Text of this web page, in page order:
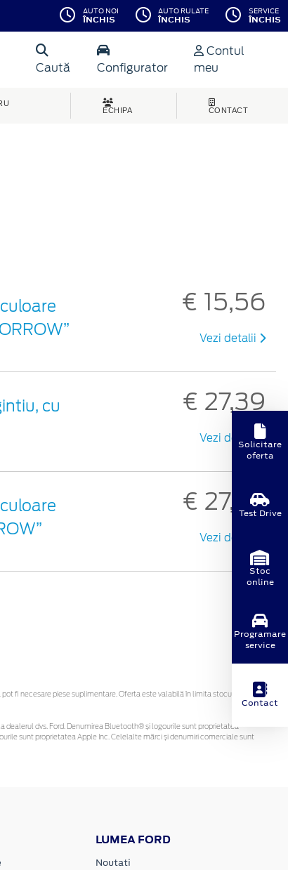
AUTO NOI
ÎNCHIS
AUTO RULATE
ÎNCHIS
SERVICE
ÎNCHIS
Caută Configurator
Contul
meu
ECHIPA CONTACT
€ 15,56
Vezi detalii
cu
€ 27,39
Vezi detalii
€ 27,39
Vezi detalii
fi necesare piese suplimentare. Oferta este valabilă în limita stocului
dealerul dvs. Ford. Denumirea Bluetooth® și logourile sunt proprietatea
sunt proprietatea Apple Inc. Celelalte mărci și denumiri comerciale sunt
LUMEA FORD
Noutati
Solicitare
oferta
Test Drive
Stoc
online
Programare
service
Contact